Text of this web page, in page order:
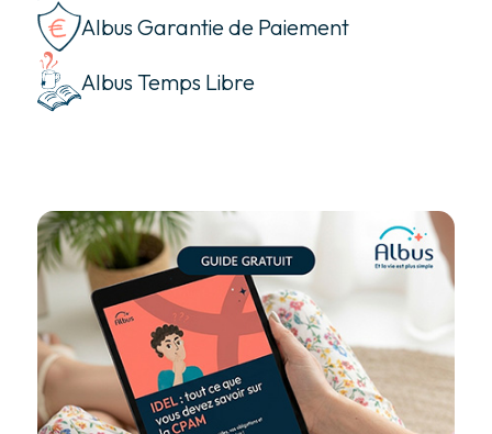
Albus Garantie de Paiement
Albus Temps Libre